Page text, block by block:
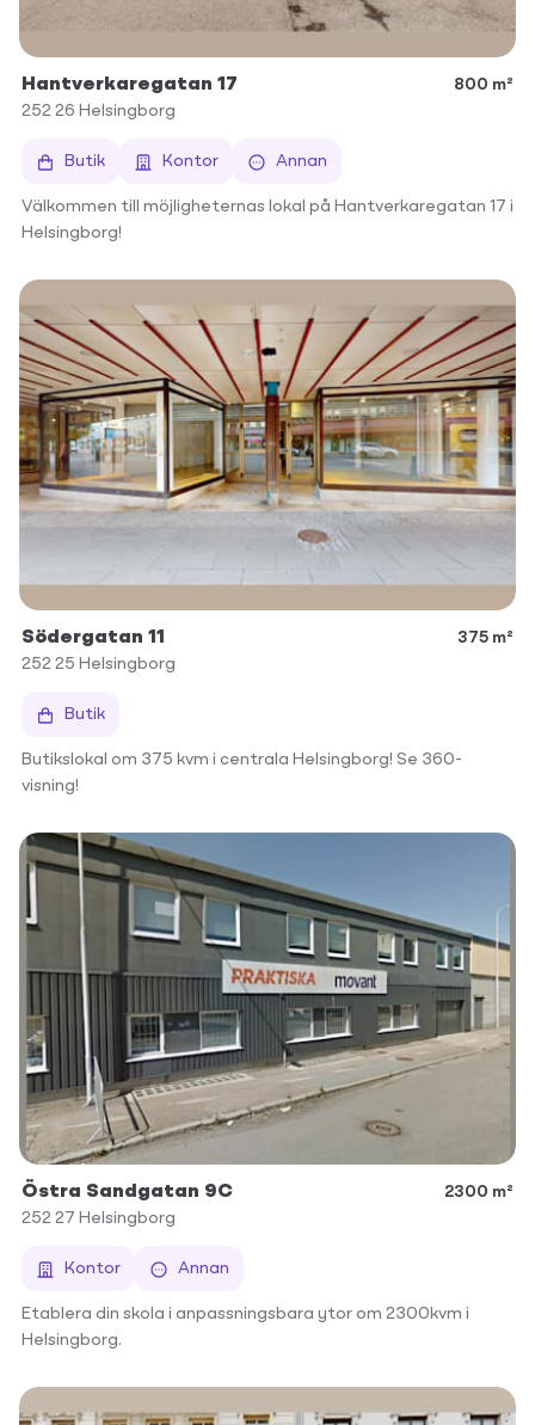
Hantverkaregatan 17
800 m²
252 26 Helsingborg
Butik Kontor Annan
Välkommen till möjligheternas lokal på Hantverkaregatan 17 i
Helsingborg!
Södergatan 11
375 m²
252 25 Helsingborg
Butik
Butikslokal om 375 kvm i centrala Helsingborg! Se 360-
visning!
Östra Sandgatan 9C
2300 m²
252 27 Helsingborg
Kontor Annan
Etablera din skola i anpassningsbara ytor om 2300kvm i
Helsingborg.